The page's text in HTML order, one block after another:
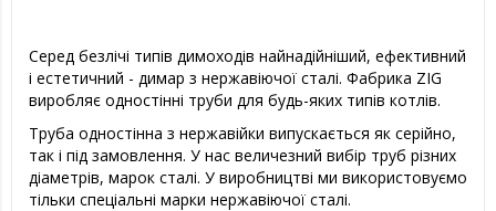
Серед безлічі типів димоходів найнадійніший, ефективний
і естетичний - димар з нержавіючої сталі. Фабрика ZIG
виробляє одностінні труби для будь-яких типів котлів.
Труба одностінна з нержавійки випускається як серійно,
так і під замовлення. У нас величезний вибір труб різних
діаметрів, марок сталі. У виробництві ми використовуємо
тільки спеціальні марки нержавіючої сталі.